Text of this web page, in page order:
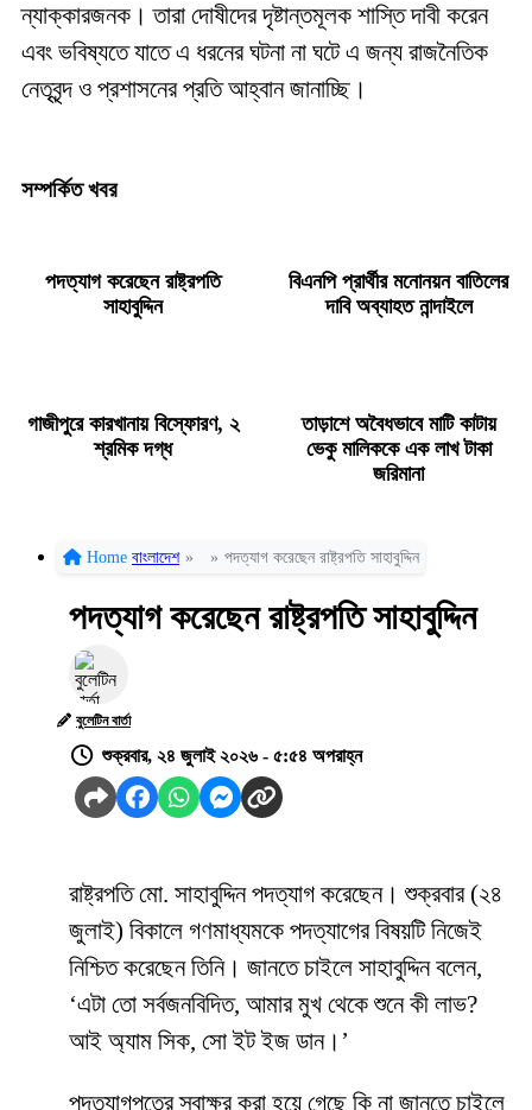
ন্যাক্কারজনক। তারা দোষীদের দৃষ্টান্তমূলক শাস্তি দাবী করেন
এবং ভবিষ্যতে যাতে এ ধরনের ঘটনা না ঘটে এ জন্য রাজনৈতিক
নেতৃবৃন্দ ও প্রশাসনের প্রতি আহ্বান জানাচ্ছি।
সম্পর্কিত খবর
পদত্যাগ করেছেন রাষ্ট্রপতি
সাহাবুদ্দিন
বিএনপি প্রার্থীর মনোনয়ন বাতিলের
দাবি অব্যাহত নান্দাইলে
গাজীপুরে কারখানায় বিস্ফোরণ, ২
শ্রমিক দগ্ধ
তাড়াশে অবৈধভাবে মাটি কাটায়
ভেকু মালিককে এক লাখ টাকা
জরিমানা
Home বাংলাদেশ » » পদত্যাগ করেছেন রাষ্ট্রপতি সাহাবুদ্দিন
পদত্যাগ করেছেন রাষ্ট্রপতি সাহাবুদ্দিন
বুলেটিন বার্তা
শুক্রবার, ২৪ জুলাই ২০২৬ - ৫:৫৪ অপরাহ্ন
রাষ্ট্রপতি মো. সাহাবুদ্দিন পদত্যাগ করেছেন। শুক্রবার (২৪
জুলাই) বিকালে গণমাধ্যমকে পদত্যাগের বিষয়টি নিজেই
নিশ্চিত করেছেন তিনি। জানতে চাইলে সাহাবুদ্দিন বলেন,
‘এটা তো সর্বজনবিদিত, আমার মুখ থেকে শুনে কী লাভ?
আই অ্যাম সিক, সো ইট ইজ ডান।’
পদত্যাগপত্রে স্বাক্ষর করা হয়ে গেছে কি না জানতে চাইলে